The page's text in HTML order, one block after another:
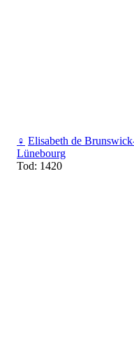
♀ Elisabeth de
Lünebourg
Tod: 1420